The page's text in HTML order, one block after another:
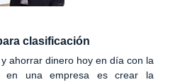
clasificación
ahorrar dinero hoy en día con la
en una empresa es crear la